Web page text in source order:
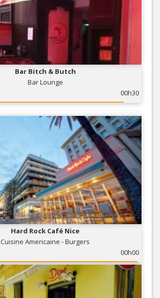
Bar Bitch & Butch
Bar Lounge
00h30
Hard Rock Café Nice
Cuisine Americaine - Burgers
00h00